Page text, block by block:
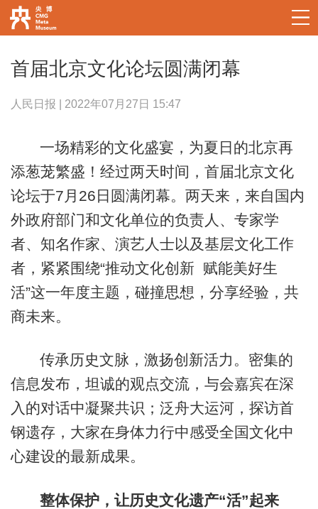
首届北京文化论坛圆满闭幕
人民日报 | 2022年07月27日 15:47
一场精彩的文化盛宴，为夏日的北京再
添葱茏繁盛！经过两天时间，首届北京文化
论坛于7月26日圆满闭幕。两天来，来自国内
外政府部门和文化单位的负责人、专家学
者、知名作家、演艺人士以及基层文化工作
者，紧紧围绕“推动文化创新 赋能美好生
活”这一年度主题，碰撞思想，分享经验，共
商未来。
传承历史文脉，激扬创新活力。密集的
信息发布，坦诚的观点交流，与会嘉宾在深
入的对话中凝聚共识；泛舟大运河，探访首
钢遗存，大家在身体力行中感受全国文化中
心建设的最新成果。
整体保护，让历史文化遗产“活”起来